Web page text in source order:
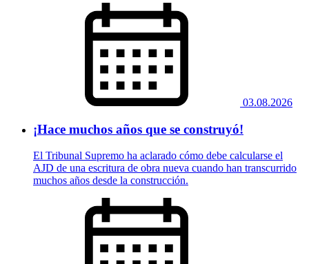
03.08.2026
¡Hace muchos años que se construyó!
El Tribunal Supremo ha aclarado cómo debe calcularse el
AJD de una escritura de obra nueva cuando han transcurrido
muchos años desde la construcción.